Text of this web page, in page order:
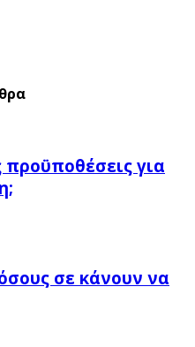
προϋποθέσεις για
σε κάνουν να